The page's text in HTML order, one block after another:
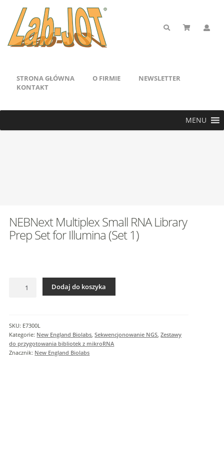
STRONA GŁÓWNA O FIRMIE
NEWSLETTER
KONTAKT
MENU
NEBNext Multiplex Small RNA Library
Prep Set for Illumina (Set 1)
NEBNext
RNA
Library
Prep
Set
Dodaj do koszyka
SKU: E7300L
Kategorie: New England Biolabs ,Sekwencjonowanie NGS ,Zestawy
do przygotowania bibliotek z mikroRNA
Znacznik: New England Biolabs